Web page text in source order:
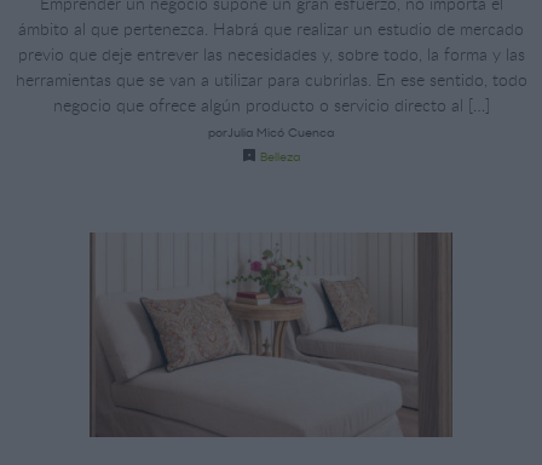
ámbito al que pertenezca. Habrá que realizar un estudio de mercado
previo que deje entrever las necesidades y, sobre todo, la forma y las
herramientas que se van a utilizar para cubrirlas. En ese sentido, todo
negocio que ofrece algún producto o servicio directo al […]
porJulia Micó Cuenca
Belleza